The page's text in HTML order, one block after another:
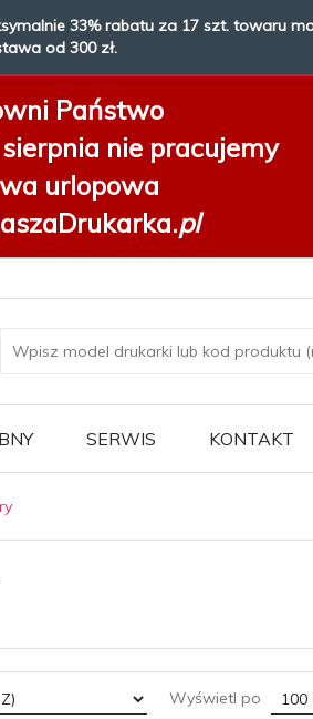
33% rabatu za 17 szt. towaru
od 300 zł.
Państwo
nie pracujemy
urlopowa
pl
SERWIS KONTAKT
Wyświetl po pop